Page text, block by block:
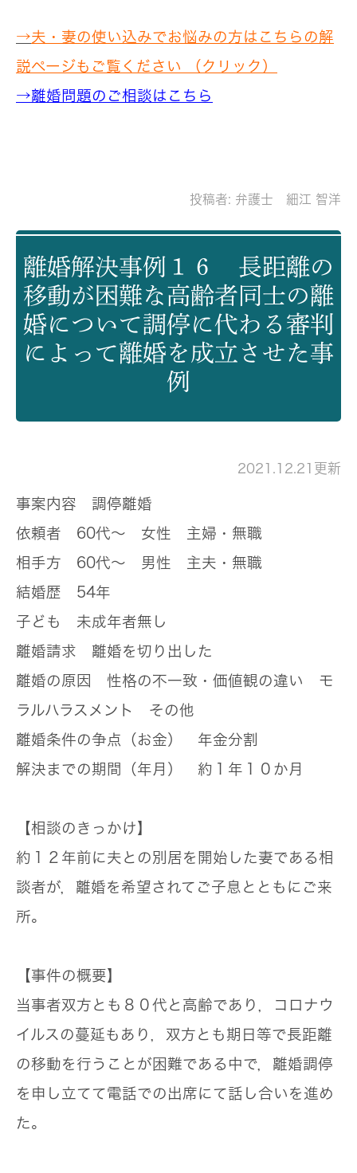
→夫・妻の使い込みでお悩みの方はこちらの解
説ページもご覧ください （クリック）
→離婚問題のご相談はこちら
投稿者: 弁護士 細江 智洋
離婚解決事例１６ 長距離の
移動が困難な高齢者同士の離
婚について調停に代わる審判
によって離婚を成立させた事
例
2021.12.21更新
事案内容 調停離婚
依頼者 60代～ 女性 主婦・無職
相手方 60代～ 男性 主夫・無職
結婚歴 54年
子ども 未成年者無し
離婚請求 離婚を切り出した
離婚の原因 性格の不一致・価値観の違い モ
ラルハラスメント その他
離婚条件の争点（お金） 年金分割
解決までの期間（年月） 約１年１０か月
【相談のきっかけ】
約１２年前に夫との別居を開始した妻である相
談者が，離婚を希望されてご子息とともにご来
所。
【事件の概要】
当事者双方とも８０代と高齢であり，コロナウ
イルスの蔓延もあり，双方とも期日等で長距離
の移動を行うことが困難である中で，離婚調停
を申し立てて電話での出席にて話し合いを進め
た。